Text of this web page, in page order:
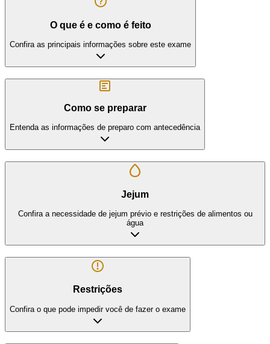
O que é e como é feito
Confira as principais informações sobre este exame
Como se preparar
Entenda as informações de preparo com antecedência
Jejum
Confira a necessidade de jejum prévio e restrições de alimentos ou
água
Restrições
Confira o que pode impedir você de fazer o exame